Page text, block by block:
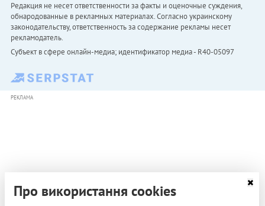
Редакция не несет ответственности за факты и оценочные суждения,
обнародованные в рекламных материалах. Согласно украинскому
законодательству, ответственность за содержание рекламы несет
рекламодатель.
Субъект в сфере онлайн-медиа; идентификатор медиа - R40-05097
РЕКЛАМА
Про використання cookies